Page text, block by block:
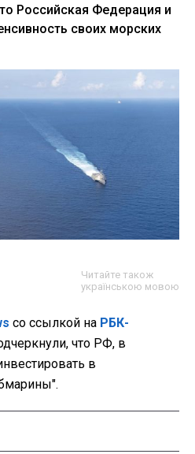
Российская Федерация и
своих морских
Читайте також
українською мовою
со ссылкой на РБК-
что РФ, в
в